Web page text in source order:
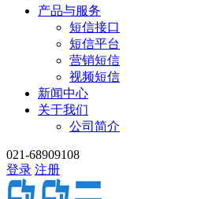
产品与服务
短信接口
短信平台
营销短信
视频短信
新闻中心
关于我们
公司简介
021-68909108
登录 注册